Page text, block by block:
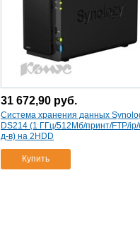
31 672,90 руб.
Система хранения данных
DS214 (1 ГГц/512Мб/принт/FTP/ip/
д-в) на 2HDD
Купить